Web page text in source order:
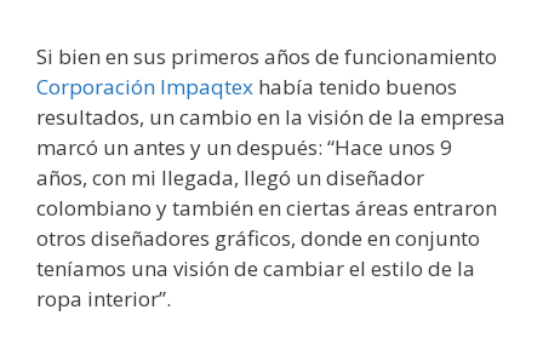
Si bien en sus primeros años de funcionamiento
Corporación Impaqtex había tenido buenos
resultados, un cambio en la visión de la empresa
marcó un antes y un después: “Hace unos 9
años, con mi llegada, llegó un diseñador
colombiano y también en ciertas áreas entraron
otros diseñadores gráficos, donde en conjunto
teníamos una visión de cambiar el estilo de la
ropa interior”.